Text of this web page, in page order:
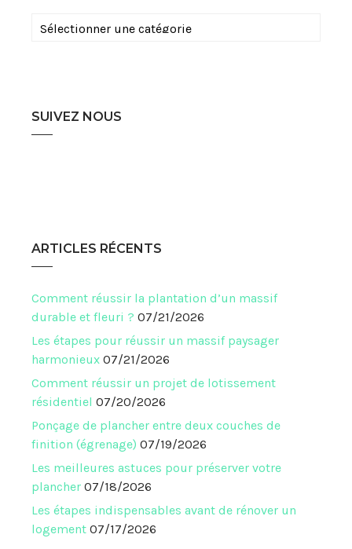
Catégories
SUIVEZ NOUS
ARTICLES RÉCENTS
Comment réussir la plantation d’un massif
durable et fleuri ? 07/21/2026
Les étapes pour réussir un massif paysager
harmonieux 07/21/2026
Comment réussir un projet de lotissement
résidentiel 07/20/2026
Ponçage de plancher entre deux couches de
finition (égrenage) 07/19/2026
Les meilleures astuces pour préserver votre
plancher 07/18/2026
Les étapes indispensables avant de rénover un
logement 07/17/2026